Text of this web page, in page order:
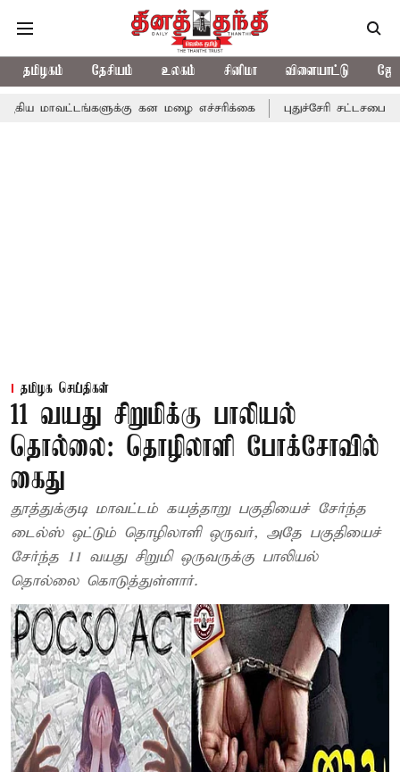
தமிழகம் தேசியம் உலகம் சினிமா விளையாட்டு
கன மழை எச்சரிக்கை புதுச்சேரி சட்டசபையில் வரும்
தமிழக செய்திகள்
11 வயது சிறுமிக்கு பாலியல்
தொல்லை: தொழிலாளி போக்சோவில்
கைது
தூத்துக்குடி மாவட்டம் கயத்தாறு பகுதியைச் சேர்ந்த
டைல்ஸ் ஒட்டும் தொழிலாளி ஒருவர், அதே பகுதியைச்
சேர்ந்த 11 வயது சிறுமி ஒருவருக்கு பாலியல்
தொல்லை கொடுத்துள்ளார்.